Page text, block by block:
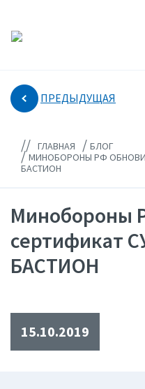
ПРЕДЫДУЩАЯ
// ГЛАВНАЯ / БЛОГ
/МИНОБОРОНЫ РФ
БАСТИОН
Минобороны
сертификат
БАСТИОН
15.10.2019